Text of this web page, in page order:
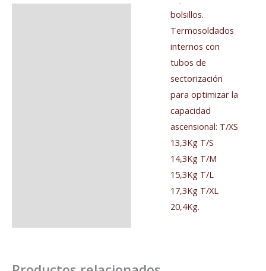
bolsillos.
Termosoldados
internos con
tubos de
sectorización
para optimizar la
capacidad
ascensional: T/XS
13,3Kg T/S
14,3Kg T/M
15,3Kg T/L
17,3Kg T/XL
20,4Kg.